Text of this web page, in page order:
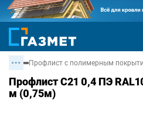
Профлист с полимерным
Профлист С21 0,4 ПЭ
м (0,75м)